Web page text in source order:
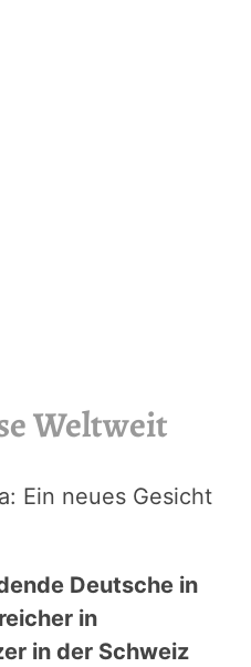
Weltweit
Ein neues Gesicht
Deutsche in
in
in der Schweiz